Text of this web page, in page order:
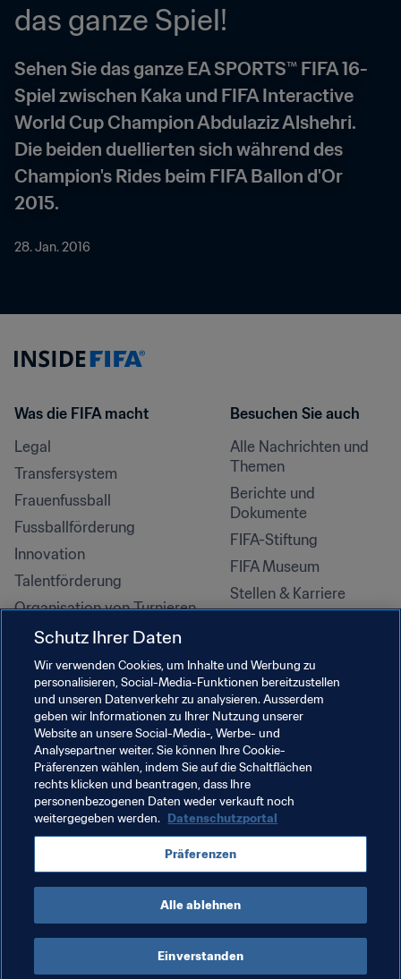
das ganze Spiel!
Sehen Sie das ganze EA SPORTS™ FIFA 16-
Spiel zwischen Kaka und FIFA Interactive
World Cup Champion Abdulaziz Alshehri.
Die beiden duellierten sich während des
Champion's Rides beim FIFA Ballon d'Or
2015.
28. Jan. 2016
Was die FIFA macht
Legal
Transfersystem
Frauenfussball
Fussballförderung
Innovation
Talentförderung
Organisation von Turnieren
Nachhaltigkeit
Menschenrechte und
Antidiskriminierung
Gesundheit und Medizin
Bildungsinitiativen
Besuchen Sie auch
Alle Nachrichten und
Themen
Berichte und
Dokumente
FIFA-Stiftung
FIFA Museum
Stellen & Karriere
NUTZUNGSBEDINGUNGEN
FIFA-DATENSCHUTZPORTAL
DOWNLOADS
COOKIE-EINSTELLUNGEN
Urheberrechte © 1994–2025 FIFA. Alle Rechte vorbehalten.
Cookie Settings
Schutz Ihrer Daten
Wir verwenden Cookies, um Inhalte und Werbung zu
personalisieren, Social-Media-Funktionen bereitzustellen
und unseren Datenverkehr zu analysieren. Ausserdem
geben wir Informationen zu Ihrer Nutzung unserer
Website an unsere Social-Media-, Werbe- und
Analysepartner weiter. Sie können Ihre Cookie-
Präferenzen wählen, indem Sie auf die Schaltflächen
rechts klicken und beantragen, dass Ihre
personenbezogenen Daten weder verkauft noch
weitergegeben werden. Datenschutzportal
Präferenzen
Alle ablehnen
Einverstanden